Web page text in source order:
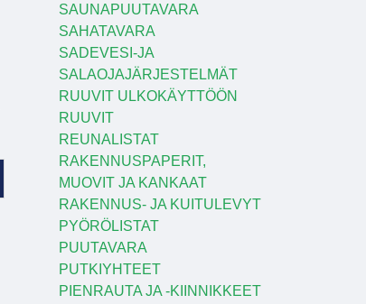
SAUNAPUUTAVARA
SAHATAVARA
SADEVESI-JA
SALAOJAJÄRJESTELMÄT
RUUVIT ULKOKÄYTTÖÖN
RUUVIT
REUNALISTAT
RAKENNUSPAPERIT,
MUOVIT JA KANKAAT
RAKENNUS- JA KUITULEVYT
PYÖRÖLISTAT
PUUTAVARA
PUTKIYHTEET
PIENRAUTA JA -KIINNIKKEET